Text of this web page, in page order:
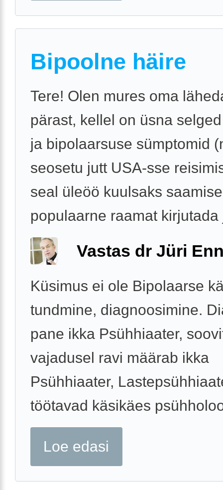
Bipoolne häire
Tere! Olen mures oma
pärast, kellel on üsna
ja bipolaarsuse sümptomid
seosetu jutt USA-sse
seal üleöö kuulsaks
populaarne raamat kirjutada
Vastas dr Jüri
Küsimus ei ole Bipolaarse
tundmine, diagnoosimine.
pane ikka Psühhiaater,
vajadusel ravi määrab ikka
Psühhiaater,
töötavad käsikäes
Loe edasi